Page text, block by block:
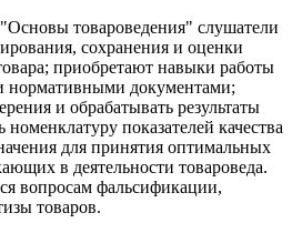
товароведения" слушатели
сохранения и оценки
приобретают навыки работы
нормативными документами;
и обрабатывать результаты
показателей качества
для принятия оптимальных
в деятельности товароведа.
вопросам фальсификации,
товаров.